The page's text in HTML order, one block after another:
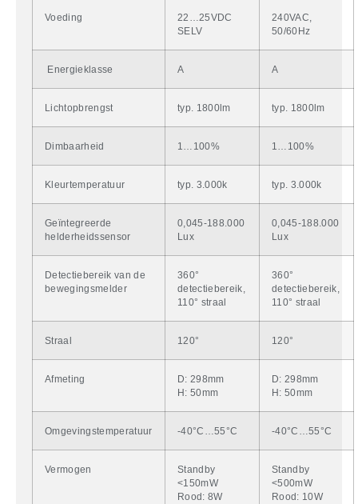
Voeding
22…25VDC
SELV
240VAC,
50/60Hz
Energieklasse A A
Lichtopbrengst typ. 1800lm typ. 1800lm
Dimbaarheid 1…100% 1…100%
Kleurtemperatuur typ. 3.000k typ. 3.000k
Geïntegreerde
helderheidssensor
0,045-188.000
Lux
0,045-188.000
Lux
Detectiebereik van de
bewegingsmelder
360°
detectiebereik,
110° straal
360°
detectiebereik,
110° straal
Straal 120° 120°
Afmeting
D: 298mm
H: 50mm
D: 298mm
H: 50mm
Omgevingstemperatuur -40°C…55°C -40°C…55°C
Vermogen
Standby
<150mW
Rood: 8W
Standby
<500mW
Rood: 10W